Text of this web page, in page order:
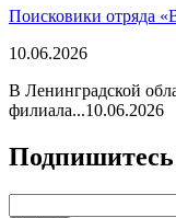
Поисковики отряда
10.06.2026
В Ленинградской
филиала...10.06.2026